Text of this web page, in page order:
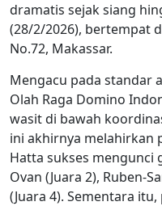
dramatis sejak siang
(28/2/2026), bertempat
No.72, Makassar.
Mengacu pada standar
Olah Raga Domino
wasit di bawah
ini akhirnya melahirkan
Hatta sukses mengunci
Ovan (Juara 2), Ruben-
(Juara 4). Sementara